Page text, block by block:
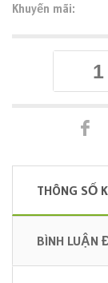
Khuyến mãi:
THÔNG SỐ
BÌNH LUẬN